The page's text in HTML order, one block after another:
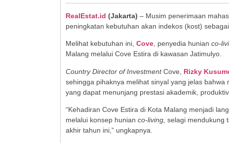
RealEstat.id (Jakarta) – Musim penerimaan
peningkatan kebutuhan akan indekos (kost)
Melihat kebutuhan ini, Cove penyedia hunian co-
Malang melalui Cove Estira di kawasan Jatimulyo.
Country Director of InvestmentCove, Rizky
sehingga pihaknya melihat sinyal yang jelas
yang dapat menunjang prestasi akademik,
“Kehadiran Cove Estira di Kota Malang menjadi
melalui konsep hunian co-living, selagi mendukung
akhir tahun ini,” ungkapnya.